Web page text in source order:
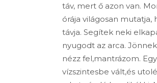
táv, mert ő azon van.
órája világosan
távja. Segítek neki
nyugodt az arca.
nézz fel,mantrázom.
vízszintesbe vált,és